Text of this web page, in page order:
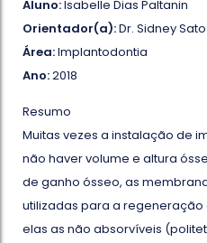
Aluno:Isabelle Dias Paltanin
Orientador(a):Dr. Sidney
Área:Implantodontia
Ano:2018
Resumo
Muitas vezes a instalação de
não haver volume e altura
de ganho ósseo, as
utilizadas para a regeneração
elas as não absorvíveis